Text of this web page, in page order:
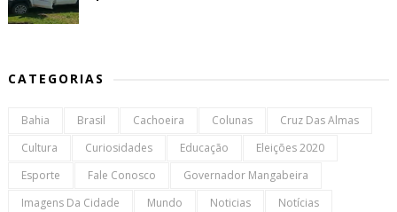
CATEGORIAS
Bahia Brasil Cachoeira Colunas
Cruz Das Almas
Cultura
Curiosidades Educação
Eleições 2020
Esporte
Fale Conosco
Governador Mangabeira
Imagens Da Cidade
Mundo Noticias
Notícias